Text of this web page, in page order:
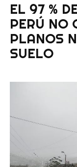
EL 97 %
PERÚ NO
PLANOS
SUELO